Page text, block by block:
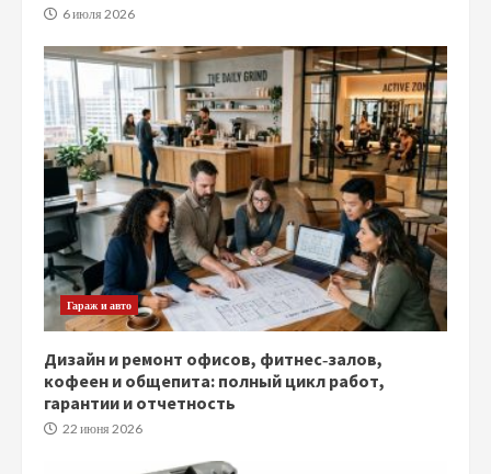
6 июля 2026
Гараж и авто
Дизайн и ремонт офисов, фитнес‑залов,
кофеен и общепита: полный цикл работ,
гарантии и отчетность
22 июня 2026